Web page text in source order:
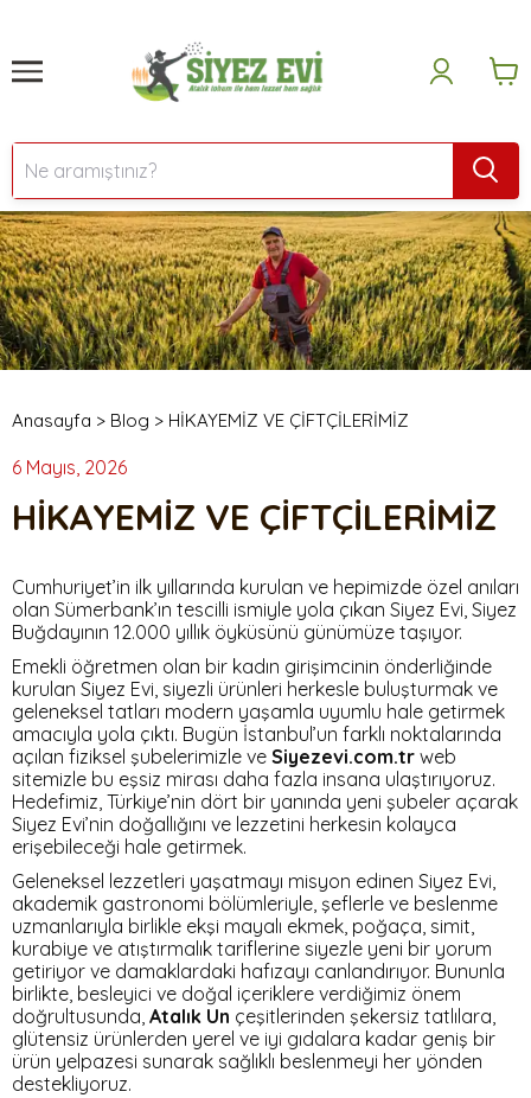
Anasayfa > Blog > HİKAYEMİZ VE ÇİFTÇİLERİMİZ
6 Mayıs, 2026
HİKAYEMİZ VE ÇİFTÇİLERİMİZ
Cumhuriyet’in ilk yıllarında kurulan ve hepimizde özel anıları
olan Sümerbank’ın tescilli ismiyle yola çıkan Siyez Evi, Siyez
Buğdayının 12.000 yıllık öyküsünü günümüze taşıyor.
Emekli öğretmen olan bir kadın girişimcinin önderliğinde
kurulan Siyez Evi, siyezli ürünleri herkesle buluşturmak ve
geleneksel tatları modern yaşamla uyumlu hale getirmek
amacıyla yola çıktı. Bugün İstanbul’un farklı noktalarında
açılan fiziksel şubelerimizle ve Siyezevi.com.tr web
sitemizle bu eşsiz mirası daha fazla insana ulaştırıyoruz.
Hedefimiz, Türkiye’nin dört bir yanında yeni şubeler açarak
Siyez Evi’nin doğallığını ve lezzetini herkesin kolayca
erişebileceği hale getirmek.
Geleneksel lezzetleri yaşatmayı misyon edinen Siyez Evi,
akademik gastronomi bölümleriyle, şeflerle ve beslenme
uzmanlarıyla birlikle ekşi mayalı ekmek, poğaça, simit,
kurabiye ve atıştırmalık tariflerine siyezle yeni bir yorum
getiriyor ve damaklardaki hafızayı canlandırıyor. Bununla
birlikte, besleyici ve doğal içeriklere verdiğimiz önem
doğrultusunda, Atalık Un çeşitlerinden şekersiz tatlılara,
glütensiz ürünlerden yerel ve iyi gıdalara kadar geniş bir
ürün yelpazesi sunarak sağlıklı beslenmeyi her yönden
destekliyoruz.